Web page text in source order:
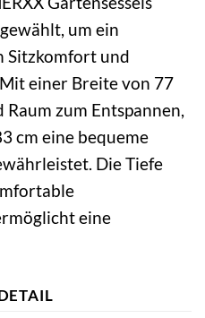
um ein
Sitzkomfort und
einer Breite von 77
zum Entspannen,
cm eine bequeme
Die Tiefe
eine